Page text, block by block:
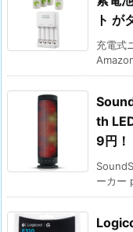
ト が
充電式
th
9円！
ーカー